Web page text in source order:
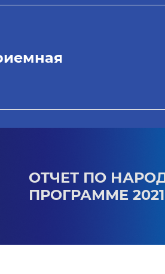
ОТЧЕТ ПО
ПРОГРАММЕ